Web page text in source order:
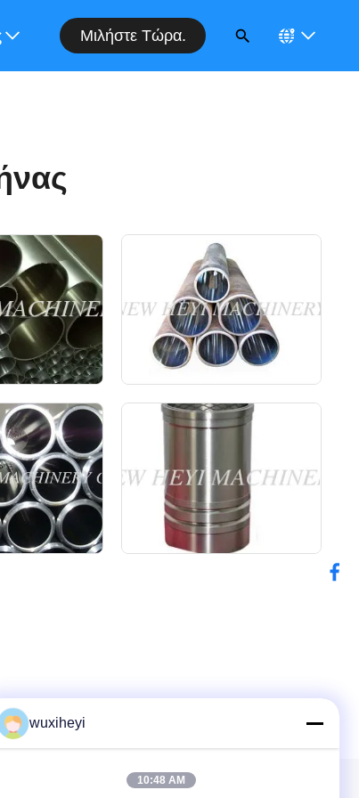
Μιλήστε Τώρα.
wuxiheyi
10:48 AM